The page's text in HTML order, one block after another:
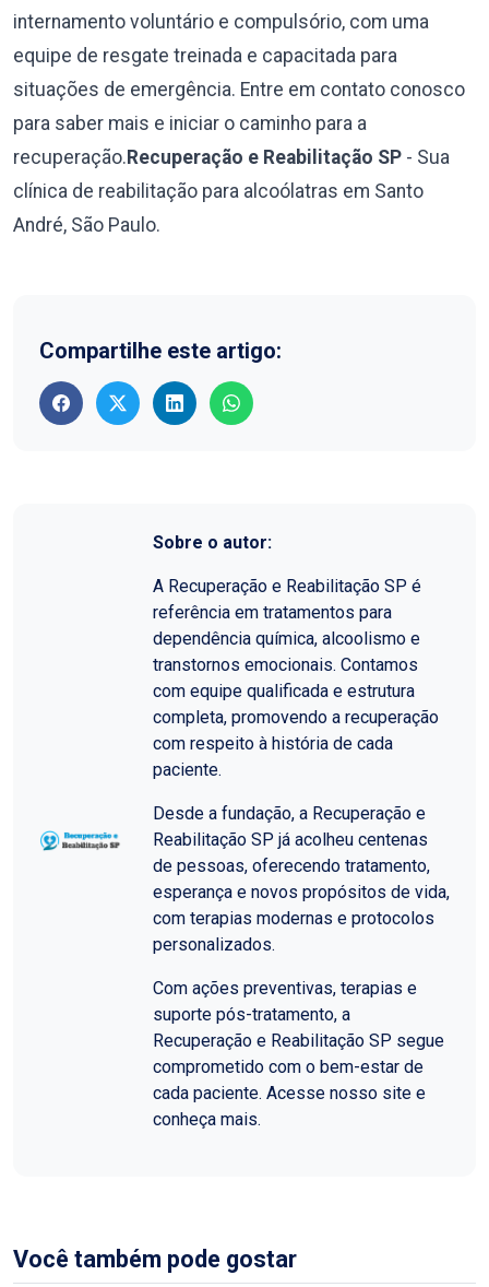
internamento voluntário e compulsório, com uma
equipe de resgate treinada e capacitada para
situações de emergência. Entre em contato conosco
para saber mais e iniciar o caminho para a
recuperação.Recuperação e Reabilitação SP - Sua
clínica de reabilitação para alcoólatras em Santo
André, São Paulo.
Compartilhe este artigo:
Sobre o autor:
A Recuperação e Reabilitação SP é
referência em tratamentos para
dependência química, alcoolismo e
transtornos emocionais. Contamos
com equipe qualificada e estrutura
completa, promovendo a recuperação
com respeito à história de cada
paciente.
Desde a fundação, a Recuperação e
Reabilitação SP já acolheu centenas
de pessoas, oferecendo tratamento,
esperança e novos propósitos de vida,
com terapias modernas e protocolos
personalizados.
Com ações preventivas, terapias e
suporte pós-tratamento, a
Recuperação e Reabilitação SP segue
comprometido com o bem-estar de
cada paciente. Acesse nosso site e
conheça mais.
Você também pode gostar